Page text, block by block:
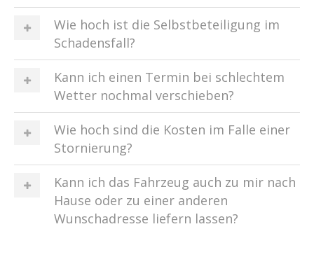
Wie hoch ist die Selbstbeteiligung im
Schadensfall?
Kann ich einen Termin bei schlechtem
Wetter nochmal verschieben?
Wie hoch sind die Kosten im Falle einer
Stornierung?
Kann ich das Fahrzeug auch zu mir nach
Hause oder zu einer anderen
Wunschadresse liefern lassen?